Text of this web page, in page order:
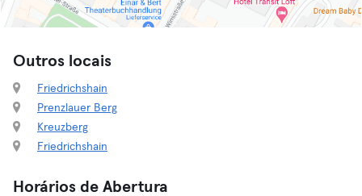
Outros locais
Friedrichshain
Prenzlauer Berg
Kreuzberg
Friedrichshain
Horários de Abertura